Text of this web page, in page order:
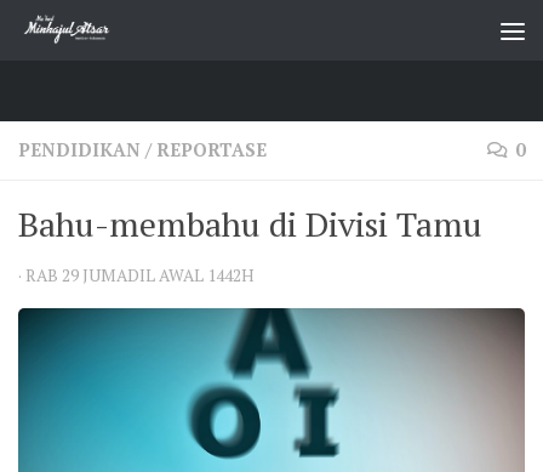
Skip to content
PENDIDIKAN / REPORTASE 0
Bahu-membahu di Divisi Tamu
· RAB 29 JUMADIL AWAL 1442H